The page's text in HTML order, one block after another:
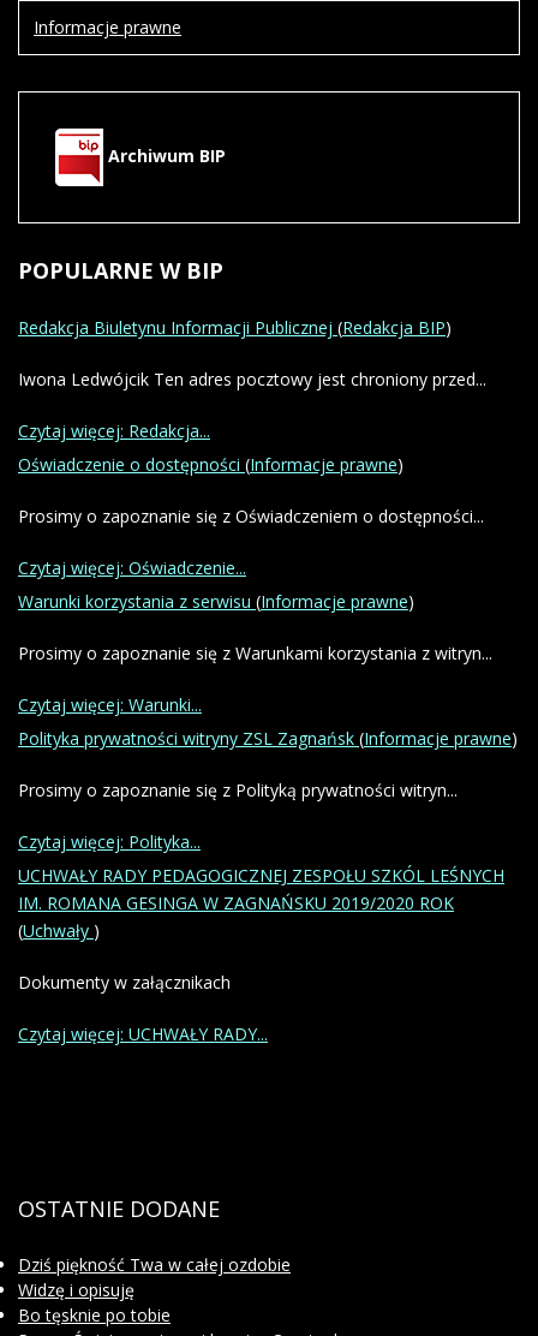
Informacje prawne
Archiwum BIP
POPULARNE W BIP
Redakcja Biuletynu Informacji Publicznej (Redakcja BIP)
Iwona Ledwójcik Ten adres pocztowy jest chroniony przed...
Czytaj więcej: Redakcja...
Oświadczenie o dostępności (Informacje prawne)
Prosimy o zapoznanie się z Oświadczeniem o dostępności...
Czytaj więcej: Oświadczenie...
Warunki korzystania z serwisu (Informacje prawne)
Prosimy o zapoznanie się z Warunkami korzystania z witryn...
Czytaj więcej: Warunki...
Polityka prywatności witryny ZSL Zagnańsk (Informacje prawne)
Prosimy o zapoznanie się z Polityką prywatności witryn...
Czytaj więcej: Polityka...
UCHWAŁY RADY PEDAGOGICZNEJ ZESPOŁU SZKÓL LEŚNYCH
IM. ROMANA GESINGA W ZAGNAŃSKU 2019/2020 ROK
(Uchwały )
Dokumenty w załącznikach
Czytaj więcej: UCHWAŁY RADY...
OSTATNIE DODANE
Dziś piękność Twa w całej ozdobie
Widzę i opisuję
Bo tęsknie po tobie